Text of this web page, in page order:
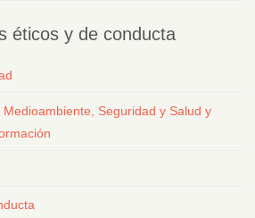
éticos y de conducta
Seguridad y Salud y